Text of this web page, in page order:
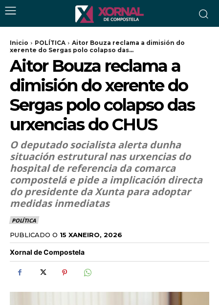
Inicio POLÍTICA
Aitor Bouza reclama a dimisión do
xerente do Sergas polo colapso das...
Aitor Bouza reclama a
dimisión do xerente do
Sergas polo colapso das
urxencias do CHUS
O deputado socialista alerta dunha
situación estrutural nas urxencias do
hospital de referencia da comarca
compostelá e pide a implicación directa
do presidente da Xunta para adoptar
medidas inmediatas
POLÍTICA
PUBLICADO O 15 XANEIRO, 2026
Xornal de Compostela